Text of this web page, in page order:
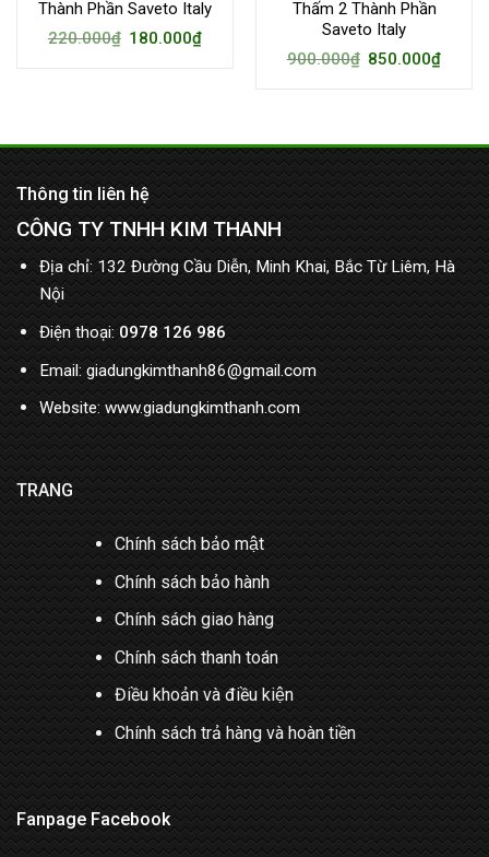
Thành Phần Saveto Italy
220.000₫ 180.000₫
Thấm 2 Thành Phần
Saveto Italy
900.000₫ 850.000₫
Thông tin liên hệ
CÔNG TY TNHH KIM THANH
Địa chỉ: 132 Đường Cầu Diễn, Minh Khai, Bắc Từ Liêm, Hà
Nội
Điện thoại:0978 126 986
Email: giadungkimthanh86@gmail.com
Website: www.giadungkimthanh.com
TRANG
Chính sách bảo mật
Chính sách bảo hành
Chính sách giao hàng
Chính sách thanh toán
Điều khoản và điều kiện
Chính sách trả hàng và hoàn tiền
Fanpage Facebook